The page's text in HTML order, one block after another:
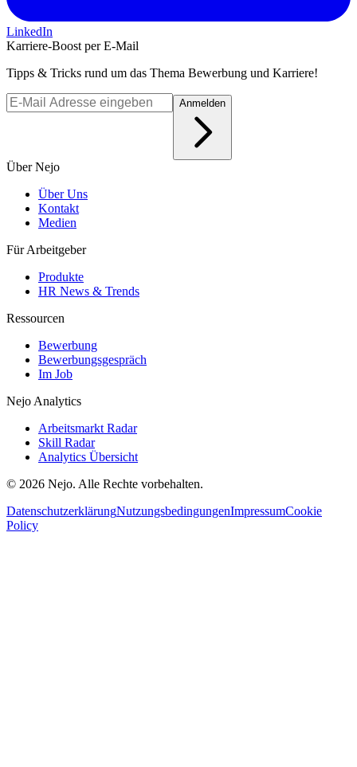
LinkedIn
Karriere-Boost per E-Mail
Tipps & Tricks rund um das Thema Bewerbung und Karriere!
Anmelden
Über Nejo
Über Uns
Kontakt
Medien
Für Arbeitgeber
Produkte
HR News & Trends
Ressourcen
Bewerbung
Bewerbungsgespräch
Im Job
Nejo Analytics
Arbeitsmarkt Radar
Skill Radar
Analytics Übersicht
© 2026 Nejo. Alle Rechte vorbehalten.
DatenschutzerklärungNutzungsbedingungenImpressumCookie
Policy